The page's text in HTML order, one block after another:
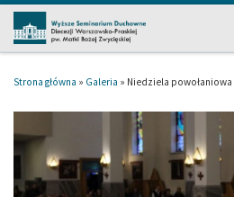
Przejdź do treści
Strona główna » Galeria » Niedziela